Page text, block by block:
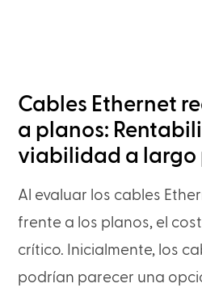
Cables Ethernet
a planos:
viabilidad a largo
Al evaluar los cables
frente a los planos, el
crítico. Inicialmente, los
podrían parecer una